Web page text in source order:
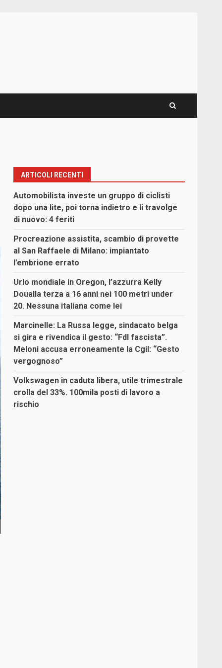
ARTICOLI RECENTI
Automobilista investe un gruppo di ciclisti
dopo una lite, poi torna indietro e li travolge
di nuovo: 4 feriti
Procreazione assistita, scambio di provette
al San Raffaele di Milano: impiantato
l’embrione errato
Urlo mondiale in Oregon, l’azzurra Kelly
Doualla terza a 16 anni nei 100 metri under
20. Nessuna italiana come lei
Marcinelle: La Russa legge, sindacato belga
si gira e rivendica il gesto: “FdI fascista”.
Meloni accusa erroneamente la Cgil: “Gesto
vergognoso”
Volkswagen in caduta libera, utile trimestrale
crolla del 33%. 100mila posti di lavoro a
rischio